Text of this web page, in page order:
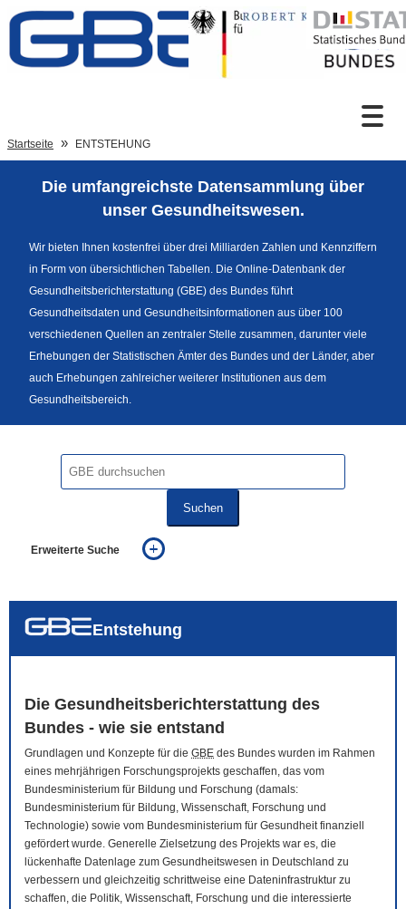
Zum Inhalt
Sprachumschaltung
Fußzeile
Startseite ENTSTEHUNG
Die umfangreichste Datensammlung über
unser Gesundheitswesen.
Wir bieten Ihnen kostenfrei über drei Milliarden Zahlen und Kennziffern
in Form von übersichtlichen Tabellen. Die Online-Datenbank der
Gesundheitsberichterstattung (GBE) des Bundes führt
Gesundheitsdaten und Gesundheitsinformationen aus über 100
verschiedenen Quellen an zentraler Stelle zusammen, darunter viele
Erhebungen der Statistischen Ämter des Bundes und der Länder, aber
auch Erhebungen zahlreicher weiterer Institutionen aus dem
Gesundheitsbereich.
Suchen
Erweiterte Suche
auch in allen Texten suchen (Volltextsuche)
Entstehung
Die Gesundheitsberichterstattung des
Bundes - wie sie entstand
Grundlagen und Konzepte für die GBE des Bundes wurden im Rahmen
eines mehrjährigen Forschungsprojekts geschaffen, das vom
Bundesministerium für Bildung und Forschung (damals:
Bundesministerium für Bildung, Wissenschaft, Forschung und
Technologie) sowie vom Bundesministerium für Gesundheit finanziell
gefördert wurde. Generelle Zielsetzung des Projekts war es, die
lückenhafte Datenlage zum Gesundheitswesen in Deutschland zu
verbessern und gleichzeitig schrittweise eine Dateninfrastruktur zu
schaffen, die Politik, Wissenschaft, Forschung und die interessierte